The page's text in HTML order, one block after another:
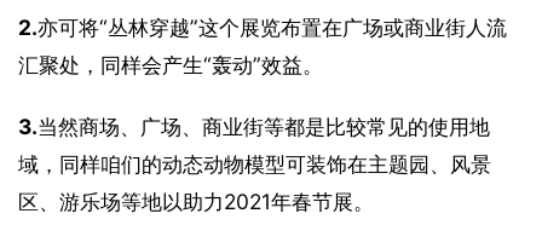
2.亦可将“丛林穿越”这个展览布置在广场或商业街人流
汇聚处，同样会产生“轰动”效益。
3.当然商场、广场、商业街等都是比较常见的使用地
域，同样咱们的动态动物模型可装饰在主题园、风景
区、游乐场等地以助力2021年春节展。